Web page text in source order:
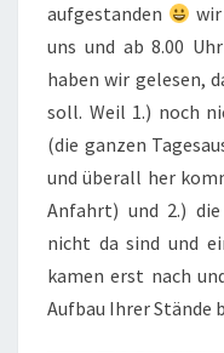
aufgestanden
uns und ab 8.00
haben wir gelesen,
soll. Weil 1.) noch
(die ganzen
und überall her
Anfahrt) und 2.)
nicht da sind und
kamen erst nach
Aufbau Ihrer Stände